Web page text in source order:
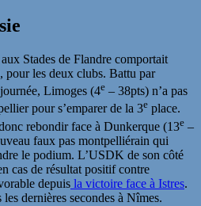
Stades de Flandre comportait
pour les deux clubs. Battu par
Limoges (4e – 38pts) n’a pas
pour s’emparer de la 3e place.
rebondir face à Dunkerque (13e –
faux pas montpelliérain qui
le podium. L’USDK de son côté
cas de résultat positif contre
depuis la victoire face à Istres.
dernières secondes à Nîmes.